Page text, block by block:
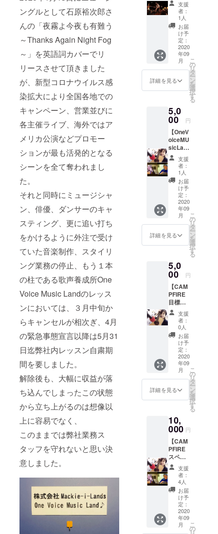
ングルとして石原裕次郎さ
んの「夜霧よ今夜も有難う
～Thanks Again Night Fog
～」を英語詞カバーでリ
リースさせて頂きました
が、新型コロナウイルス感
染拡大により全国各地での
キャンペーン、営業並びに
各主催ライブ、海外ではア
メリカ公演などプロモー
ションが最も活発的となる
シーンを全て奪われまし
た。
それと同時にミュージシャ
ン、俳優、ダンサーのキャ
スティング、更に追い打ち
をかけるように外注で受け
ていた音楽制作、スタイリ
ング業務の停止、もう１本
の柱である歌声養成所One
Voice Music Landのレッス
ンにおいては、３月中旬か
らキャンセルが相次ぎ、4月
の緊急事態宣言以降は5月31
日迄弊社内レッスン自粛期
間を要しました。
解除後も、大幅に収益が落
ち込んでしまったこの状態
から立ち上がるのは想像以
上に容易でなく、
このままでは弊社業務ス
タッフを守れないと思い決
意しました。
プ付き
のシン
グルタ
イプで
す。 素
材：ポ
リプロ
ピレン
製 サイ
ズ：
W205×
H120m
にも優
れ留め
フック
も付い
てま
す。
②Pink
Arashi
オリジ
ナルギ
ター
ピック
×Pink
Arashi
20周年
記念ギ
ター
ピック
先行予
約 + オ
リジナ
ルグッ
ズ】 ①
川上真
樹ライ
ブチ
ケット
先行前
売り予
況に
よって
はオン
ライン
配信ラ
イブ予
約券と
なる場
合もご
ざいま
す事を
ご了承
願いま
す。 ②
川上真
樹 ×
Pink
ター
ピック
支援
者：
1人
お届
け予
定：
2020
年09
月
詳細を見る
こ
の
リ
タ
ー
ン
を
選
択
す
る
5,0
00 円
【OneV
oiceMU
sicLand
オンラ
イン
レッス
ン予約
券 + シ
ングル
CD + オ
リジナ
ルギ
ター
ピック
３点
オンラ
イン
レッス
ン1回
（60
分） ※
ご注
意：リ
ターン
開始時
に、ご
希望講
師、
レッス
ン日時
を伺わ
せて頂
ルＣＤ
の要選
霧よ今
夜も有
難う～
Thanks
Again
Night
Fog～」
「My
Dear」
「True
eyes/闇
を越え
支援
者：
1人
お届
け予
定：
2020
年09
月
詳細を見る
こ
の
リ
タ
ー
ン
を
選
択
す
る
5,0
00 円
【CAM
PFIRE
目標金
額達成
祈願～
お得な
O.V.M.L.
レッス
ン券】
￥6,000
分相当
のレッ
スン券
場所）
OneVoi
スタジ
オ 東京
都中央
区日本
橋小網
町7-8 日
本橋
ウィン
テルビ
ルＢ１
※リター
ン開始
時に、
ご希望
講師、
支援
者：
0人
お届
け予
定：
2020
年09
月
詳細を見る
こ
の
リ
タ
ー
ン
を
選
択
す
る
10,
000 円
【CAM
PFIRE
スペ
シャル
大感謝
レッス
ン＋エ
コバッ
グ＋Ｃ
Ｄ４点
セット
プラ
支援
者：
4人
お届
け予
定：
2020
年09
月
こ
の